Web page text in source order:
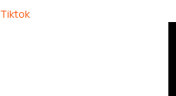
Tiktok